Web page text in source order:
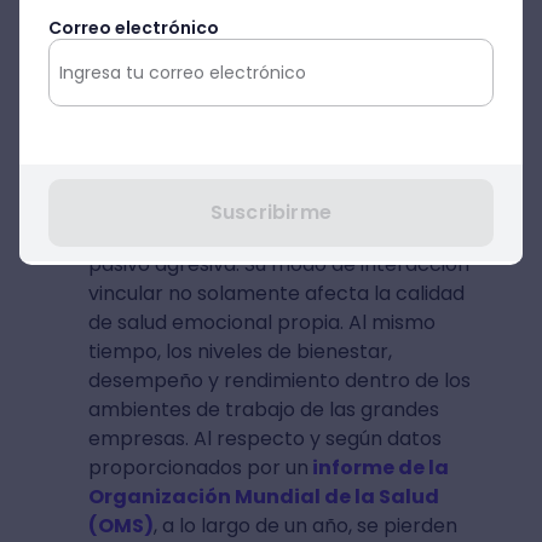
planes de bienestar integral de la
empresa.
Aquí se hace referencia a la
para manejar estas situaciones y
pasivo agresiva. Su modo de interacción
vincular no solamente afecta la calidad
de salud emocional propia. Al mismo
tiempo, los niveles de bienestar,
desempeño y rendimiento dentro de los
ambientes de trabajo de las grandes
empresas. Al respecto y según datos
proporcionados por un informe de la
Organización Mundial de la Salud
(OMS), a lo largo de un año, se pierden
Correo electrónico
Suscribirme